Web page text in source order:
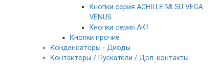
Кнопки серия ACHILLE MLSU VEGA
VENUS
Кнопки серия АК1
Кнопки прочие
Конденсаторы - Диоды
Контакторы / Пускатели / Доп. контакты